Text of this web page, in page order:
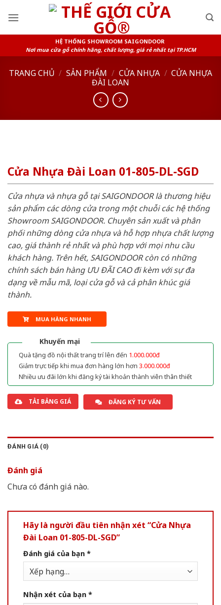
HỆ THỐNG SHOWROOM SAIGONDOOR
Nơi mua cửa gỗ chính hãng, chất lượng, giá rẻ nhất tại TP.HCM
TRANG CHỦ / SẢN PHẨM / CỬA NHỰA / CỬA NHỰA
ĐÀI LOAN
Cửa Nhựa Đài Loan 01-805-DL-SGD
Cửa nhựa và nhựa gỗ tại SAIGONDOOR là thương hiệu
sản phẩm các dòng cửa trong một chuỗi các hệ thống
Showroom SAIGONDOOR. Chuyên sản xuất và phân
phối những dòng cửa nhựa và hỗ hợp nhựa chất lượng
cao, giá thành rẻ nhất và phù hợp với mọi nhu cầu
khách hàng. Trên hết, SAIGONDOOR còn có những
chính sách bán hàng ƯU ĐÃI CAO đi kèm với sự đa
dạng về mẫu mã, loại cửa gỗ và cả phân khúc giá
thành.
MUA HÀNG NHANH
Khuyến mại
Quà tặng đồ nội thất trang trí lên đến 1.000.000đ
Giảm trực tiếp khi mua đơn hàng lớn hơn 3.000.000đ
Nhiều ưu đãi lớn khi đăng ký tài khoản thành viên thân thiết
TẢI BẢNG GIÁ ĐĂNG KÝ TƯ VẤN
ĐÁNH GIÁ (0)
Đánh giá
Chưa có đánh giá nào.
Hãy là người đầu tiên nhận xét “Cửa Nhựa
Đài Loan 01-805-DL-SGD”
Đánh giá của bạn *
Nhận xét của bạn *